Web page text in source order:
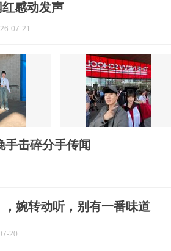
感动发声
07-21
手击碎分手传闻
，婉转动听，别有一番味道
20